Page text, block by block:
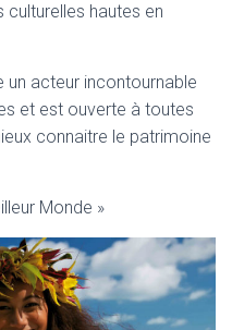
hautes en
un acteur incontournable
et est ouverte à toutes
connaitre le patrimoine
Monde »